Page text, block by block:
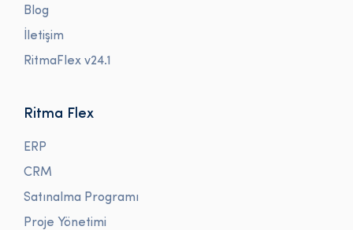
Blog
İletişim
RitmaFlex v24.1
Ritma Flex
ERP
CRM
Satınalma Programı
Proje Yönetimi